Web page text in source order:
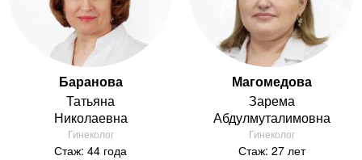
Баранова
Татьяна
Николаевна
Гинеколог
Стаж: 44 года
Магомедова
Зарема
Абдулмуталимовна
Гинеколог
Стаж: 27 лет